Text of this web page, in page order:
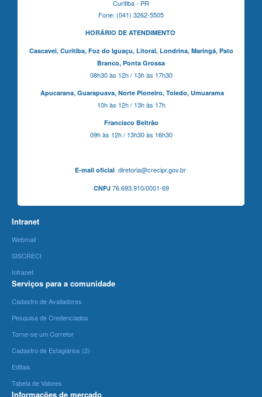
Curitiba - PR
Fone: (041) 3262-5505
HORÁRIO DE ATENDIMENTO
Cascavel, Curitiba,Foz do Iguaçu, Litoral, Londrina, Maringá, Pato
Branco, Ponta Grossa
08h30 às 12h / 13h às 17h30
Apucarana, Guarapuava, Norte Pioneiro, Toledo, Umuarama
10h às 12h / 13h às 17h
Francisco Beltrão
09h às 12h / 13h30 às 16h30
E-mail oficialdiretoria@crecipr.gov.br
CNPJ76.693.910/0001-69
Intranet
Webmail
SISCRECI
Intranet
Serviços para a comunidade
Cadastro de Avaliadores
Pesquisa de Credenciados
Torne-se um Corretor
Cadastro de Estagiários (2)
Editais
Tabela de Valores
Informações de mercado